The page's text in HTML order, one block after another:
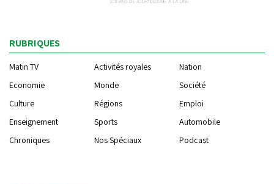
RUBRIQUES
Matin TV Activités royales
Nation
Economie
Monde
Société
Culture
Régions
Emploi
Enseignement
Sports
Automobile
Chroniques
Nos Spéciaux Podcast